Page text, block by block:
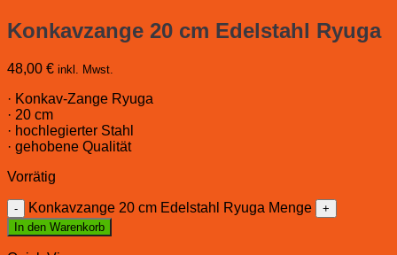
Konkavzange 20 cm Edelstahl Ryuga
48,00 € inkl. Mwst.
· Konkav-Zange Ryuga
· 20 cm
· hochlegierter Stahl
· gehobene Qualität
Vorrätig
Konkavzange 20 cm Edelstahl Ryuga Menge
In den Warenkorb